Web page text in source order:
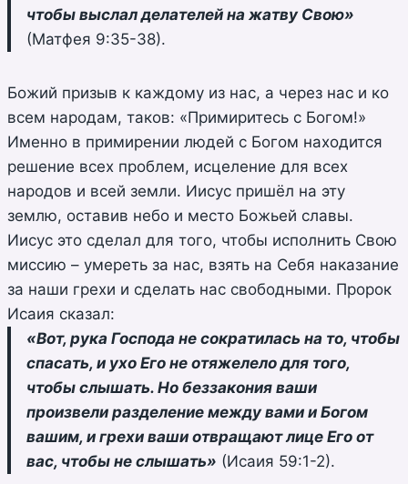
чтобы выслал делателей на жатву Свою»
(Матфея 9:35-38).
Божий призыв к каждому из нас, а через нас и ко
всем народам, таков: «Примиритесь с Богом!»
Именно в примирении людей с Богом находится
решение всех проблем, исцеление для всех
народов и всей земли. Иисус пришёл на эту
землю, оставив небо и место Божьей славы.
Иисус это сделал для того, чтобы исполнить Свою
миссию – умереть за нас, взять на Себя наказание
за наши грехи и сделать нас свободными. Пророк
Исаия сказал:
«Вот, рука Господа не сократилась на то, чтобы
спасать, и ухо Его не отяжелело для того,
чтобы слышать. Но беззакония ваши
произвели разделение между вами и Богом
вашим, и грехи ваши отвращают лице Его от
вас, чтобы не слышать» (Исаия 59:1-2).